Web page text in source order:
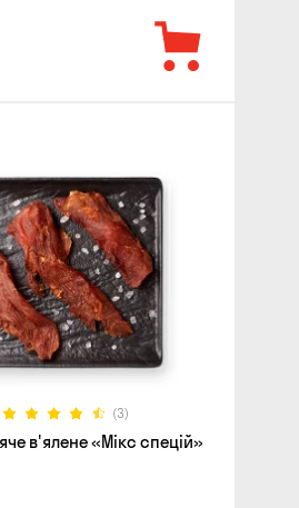
(3)
в'ялене «Мікс спецій»